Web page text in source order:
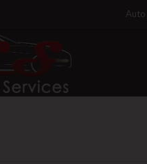
Auto